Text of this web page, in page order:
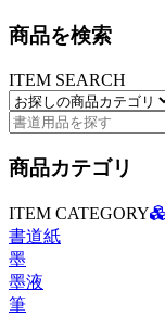
商品を検索
ITEM SEARCH
商品カテゴリ
ITEM CATEGORY
書道紙
墨
墨液
筆